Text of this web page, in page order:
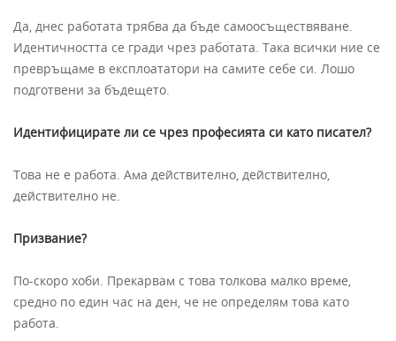
Да, днес работата трябва да бъде самоосъществяване.
Идентичността се гради чрез работата. Така всички ние се
превръщаме в експлоататори на самите себе си. Лошо
подготвени за бъдещето.
Идентифицирате ли се чрез професията си като писател?
Това не е работа. Ама действително, действително,
действително не.
Призвание?
По-скоро хоби. Прекарвам с това толкова малко време,
средно по един час на ден, че не определям това като
работа.